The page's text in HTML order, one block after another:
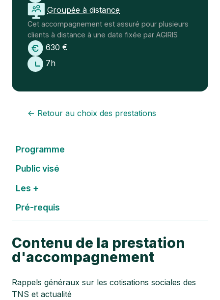
Groupée à distance
Cet accompagnement est assuré pour plusieurs
clients à distance à une date fixée par AGIRIS
630 €
7h
← Retour au choix des prestations
Programme
Public visé
Les +
Pré-requis
Contenu de la prestation
d'accompagnement
Rappels généraux sur les cotisations sociales des
TNS et actualité